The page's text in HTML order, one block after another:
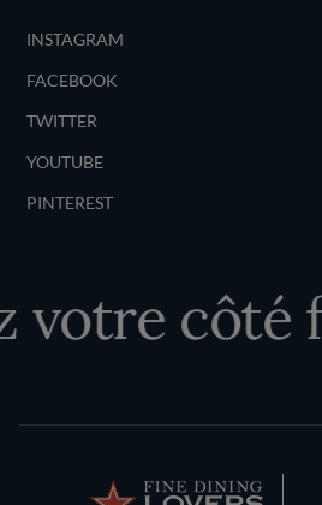
INSTAGRAM
FACEBOOK
TWITTER
YOUTUBE
PINTEREST
côté